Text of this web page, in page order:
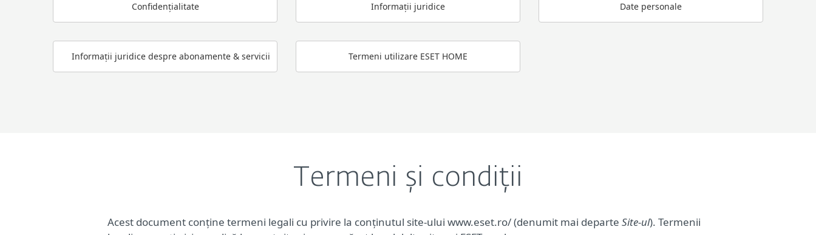
Confidențialitate Informații juridice Date personale
Informații juridice despre abonamente & servicii Termeni utilizare ESET HOME
Termeni și condiții
Acest document conține termeni legali cu privire la conținutul site-ului www.eset.ro/ (denumit mai departe Site-ul). Termenii